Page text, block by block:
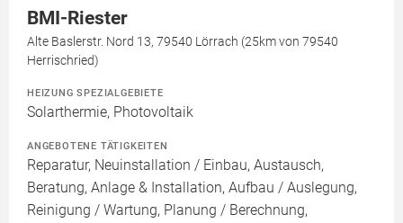
BMI-Riester
Alte Baslerstr. Nord 13, 79540 Lörrach (25km von 79540
Herrischried)
HEIZUNG SPEZIALGEBIETE
Solarthermie, Photovoltaik
ANGEBOTENE TÄTIGKEITEN
Reparatur, Neuinstallation / Einbau, Austausch,
Beratung, Anlage & Installation, Aufbau / Auslegung,
Reinigung / Wartung, Planung / Berechnung,